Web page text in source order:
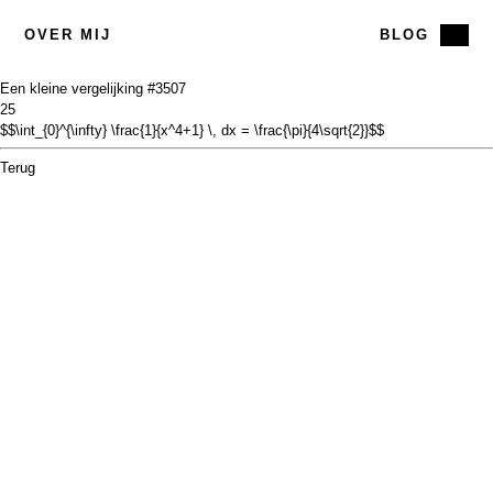
OVER MIJ BLOG
Een kleine vergelijking #3507
25
$$\int_{0}^{\infty} \frac{1}{x^4+1} \, dx = \frac{\pi}{4\sqrt{2}}$$
Terug